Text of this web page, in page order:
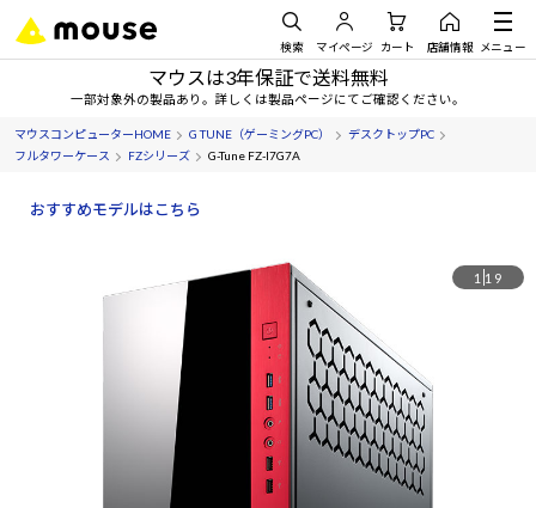
検索 マイページ カート 店舗情報 メニュー
マウスは3年保証で送料無料
一部対象外の製品あり。詳しくは製品ページにてご確認ください。
マウスコンピューターHOME G TUNE（ゲーミングPC）
デスクトップPC
フルタワーケース
FZシリーズ G-Tune FZ-I7G7A
おすすめモデルはこちら
1 19